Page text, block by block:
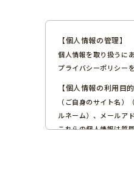
【個人情報の管理】
個人情報を取り扱うに
プライバシーポリシー
【個人情報の利用目的
（ご自身のサイト名
ルネーム）、メールア
これらの個人情報は質
また、コメントが当